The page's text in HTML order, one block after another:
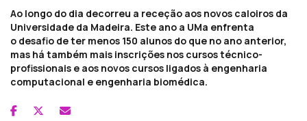
Ao longo do dia decorreu a receção aos novos caloiros da
Universidade da Madeira. Este ano a UMa enfrenta
o desafio de ter menos 150 alunos do que no ano anterior,
mas há também mais inscrições nos cursos técnico-
profissionais e aos novos cursos ligados à engenharia
computacional e engenharia biomédica.